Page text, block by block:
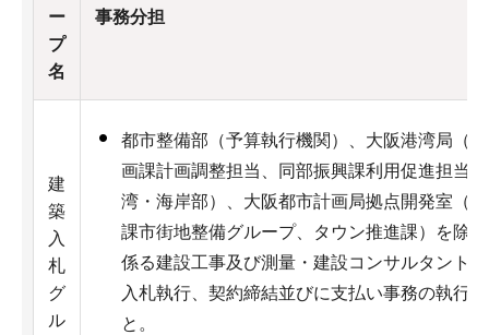
ー
プ
名
事務分担
建
築
入
札
グ
ル
都市整備部（予算執行機関）、大阪港湾局（
画課計画調整担当、同部振興課利用促進担当
湾・海岸部）、大阪都市計画局拠点開発室（
課市街地整備グループ、タウン推進課）を除
係る建設工事及び測量・建設コンサルタント
入札執行、契約締結並びに支払い事務の執行
と。